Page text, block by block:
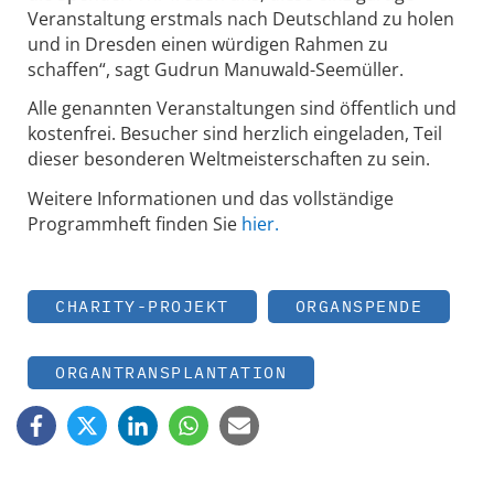
Veranstaltung erstmals nach Deutschland zu holen
und in Dresden einen würdigen Rahmen zu
schaffen“, sagt Gudrun Manuwald-Seemüller.
Alle genannten Veranstaltungen sind öffentlich und
kostenfrei. Besucher sind herzlich eingeladen, Teil
dieser besonderen Weltmeisterschaften zu sein.
Weitere Informationen und das vollständige
Programmheft finden Sie hier.
CHARITY-PROJEKT ORGANSPENDE
ORGANTRANSPLANTATION